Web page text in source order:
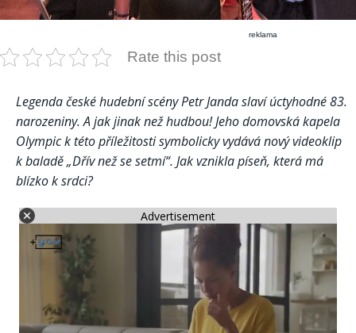
reklama
Rate this post
Legenda české hudební scény Petr Janda slaví úctyhodné 83.
narozeniny. A jak jinak než hudbou! Jeho domovská kapela
Olympic k této příležitosti symbolicky vydává nový videoklip
k baladě „Dřív než se setmí“. Jak vznikla píseň, která má
blízko k srdci?
Advertisement